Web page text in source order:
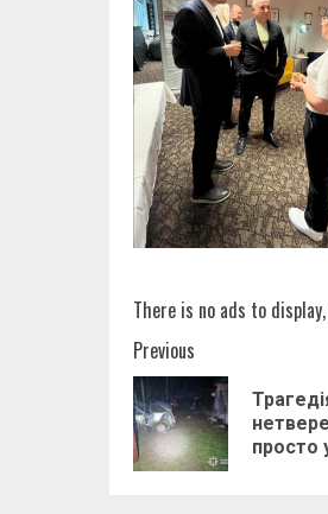
There is no ads to
Post
navigation
Previous
просто